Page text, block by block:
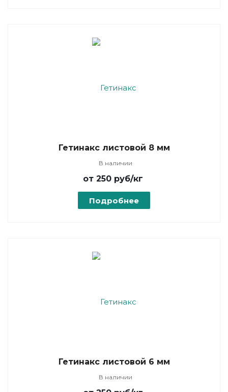
Гетинакс листовой 8 мм
В наличии
от 250 руб/кг
Подробнее
Гетинакс листовой 6 мм
В наличии